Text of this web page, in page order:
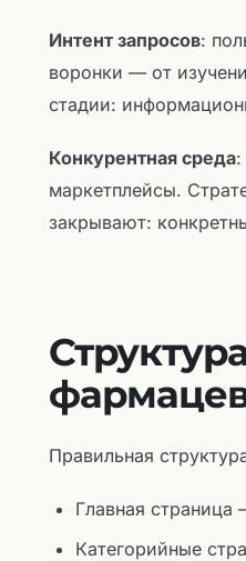
Интент запросов:
воронки — от
стадии:
Конкурентная среда:
маркетплейсы.
закрывают:
Правильная
Главная
Категорийные